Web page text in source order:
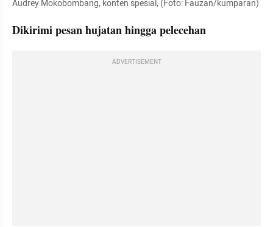
Audrey Mokobombang, konten spesial, (Foto: Fauzan/kumparan)
Dikirimi pesan hujatan hingga pelecehan
ADVERTISEMENT